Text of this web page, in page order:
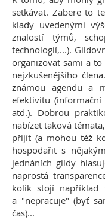
setkávat. Zabere to
klady uvedenými
znalostí týmů,
technologií,...).
organizovat sami a
nejzkušenějšího
známou agendu a
efektivitu
atd.). Dobrou
nabízet taková
přijít (a mohou též
hospodařit s
jednáních gildy
naprostá
kolik stojí
a "nepracuje" (byť
čas)...